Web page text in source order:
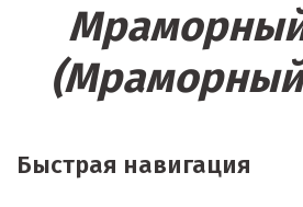
Мраморный
Быстрая навигация